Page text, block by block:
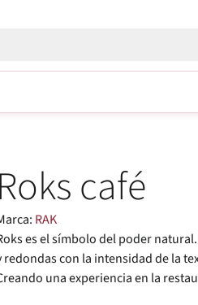
Roks café
RAK
es el símbolo del poder
redondas con la intensidad de la
una experiencia en la